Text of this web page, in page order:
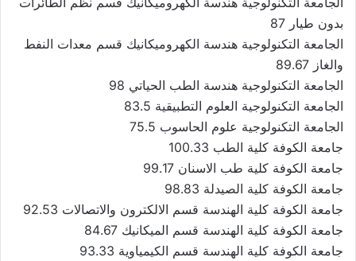
بدون طيار 87
الجامعة التكنولوجية هندسة الكهروميكانيك قسم معدات النفط
والغاز 89.67
الجامعة التكنولوجية هندسة الطب الحياتي 98
الجامعة التكنولوجية العلوم التطبيقية 83.5
الجامعة التكنولوجية علوم الحاسوب 75.5
جامعة الكوفة كلية الطب 100.33
جامعة الكوفة كلية طب الاسنان 99.17
جامعة الكوفة كلية الصيدلة 98.83
جامعة الكوفة كلية الهندسة قسم الالكترون والاتصالات 92.53
جامعة الكوفة كلية الهندسة قسم الميكانيك 84.67
جامعة الكوفة كلية الهندسة قسم الكيمياوية 93.33